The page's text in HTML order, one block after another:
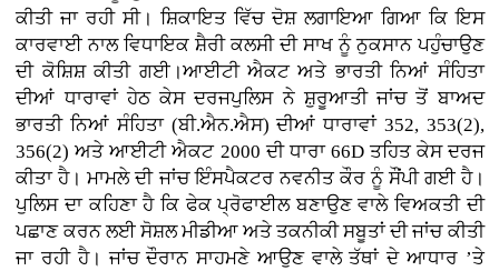
ਕੀਤੀ ਜਾ ਰਹੀ ਸੀ। ਸ਼ਿਕਾਇਤ ਵਿੱਚ ਦੋਸ਼ ਲਗਾਇਆ ਗਿਆ ਕਿ ਇਸ
ਕਾਰਵਾਈ ਨਾਲ ਵਿਧਾਇਕ ਸ਼ੈਰੀ ਕਲਸੀ ਦੀ ਸਾਖ ਨੂੰ ਨੁਕਸਾਨ ਪਹੁੰਚਾਉਣ
ਦੀ ਕੋਸ਼ਿਸ਼ ਕੀਤੀ ਗਈ।ਆਈਟੀ ਐਕਟ ਅਤੇ ਭਾਰਤੀ ਨਿਆਂ ਸੰਹਿਤਾ
ਦੀਆਂ ਧਾਰਾਵਾਂ ਹੇਠ ਕੇਸ ਦਰਜਪੁਲਿਸ ਨੇ ਸ਼ੁਰੂਆਤੀ ਜਾਂਚ ਤੋਂ ਬਾਅਦ
ਭਾਰਤੀ ਨਿਆਂ ਸੰਹਿਤਾ (ਬੀ.ਐਨ.ਐਸ) ਦੀਆਂ ਧਾਰਾਵਾਂ 352, 353(2),
356(2) ਅਤੇ ਆਈਟੀ ਐਕਟ 2000 ਦੀ ਧਾਰਾ 66D ਤਹਿਤ ਕੇਸ ਦਰਜ
ਕੀਤਾ ਹੈ। ਮਾਮਲੇ ਦੀ ਜਾਂਚ ਇੰਸਪੈਕਟਰ ਨਵਨੀਤ ਕੌਰ ਨੂੰ ਸੌਂਪੀ ਗਈ ਹੈ।
ਪੁਲਿਸ ਦਾ ਕਹਿਣਾ ਹੈ ਕਿ ਫੇਕ ਪ੍ਰੋਫਾਈਲ ਬਣਾਉਣ ਵਾਲੇ ਵਿਅਕਤੀ ਦੀ
ਪਛਾਣ ਕਰਨ ਲਈ ਸੋਸ਼ਲ ਮੀਡੀਆ ਅਤੇ ਤਕਨੀਕੀ ਸਬੂਤਾਂ ਦੀ ਜਾਂਚ ਕੀਤੀ
ਜਾ ਰਹੀ ਹੈ। ਜਾਂਚ ਦੌਰਾਨ ਸਾਹਮਣੇ ਆਉਣ ਵਾਲੇ ਤੱਥਾਂ ਦੇ ਆਧਾਰ ’ਤੇ